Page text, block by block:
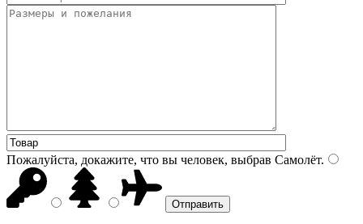
Пожалуйста, докажите, что вы человек, выбрав Самолёт.